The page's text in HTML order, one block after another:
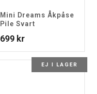
Mini Dreams Åkpåse
Pile Svart
699 kr
EJ I LAGER